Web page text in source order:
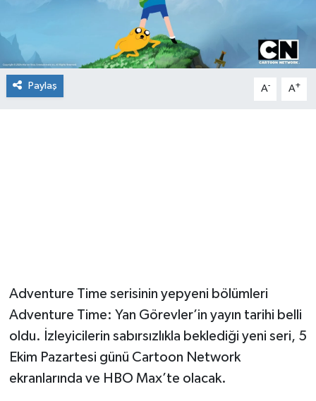
Paylaş A- A+
Adventure Time serisinin yepyeni bölümleri
Adventure Time: Yan Görevler’in yayın tarihi belli
oldu. İzleyicilerin sabırsızlıkla beklediği yeni seri, 5
Ekim Pazartesi günü Cartoon Network
ekranlarında ve HBO Max’te olacak.